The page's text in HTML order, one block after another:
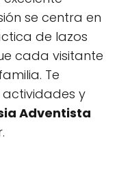
se centra en
de lazos
cada visitante
Te
y
Adventista